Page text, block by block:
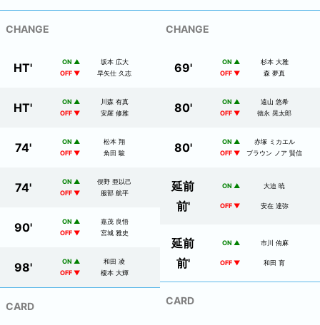
CHANGE
HT'
ON ▲
OFF ▼
坂本 広大
早矢仕 久志
HT'
ON ▲
OFF ▼
川森 有真
安羅 修雅
74'
ON ▲
OFF ▼
松本 翔
角田 駿
74'
ON ▲
OFF ▼
俣野 亜以己
服部 航平
90'
ON ▲
OFF ▼
嘉茂 良悟
宮城 雅史
98'
ON ▲
OFF ▼
和田 凌
榎本 大輝
CARD
CHANGE
69'
ON ▲
OFF ▼
杉本 大雅
森 夢真
80'
ON ▲
OFF ▼
遠山 悠希
徳永 晃太郎
80'
ON ▲
OFF ▼
赤塚 ミカエル
ブラウン ノア 賢信
延前
前'
ON ▲
OFF ▼
大迫 暁
安在 達弥
延前
前'
ON ▲
OFF ▼
市川 侑麻
和田 育
CARD